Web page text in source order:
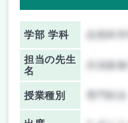
学部 学科 自然科
担当の先生
名
兵頭政春
授業種別